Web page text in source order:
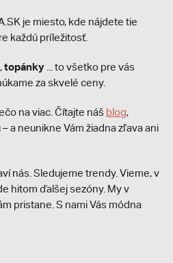
je miesto, kde nájdete tie
každú príležitosť.
,topánky ... to všetko pre vás
za skvelé ceny.
na viac. Čítajte náš blog,
a neunikne Vám žiadna zľava ani
nás. Sledujeme trendy. Vieme, v
hitom ďalšej sezóny. My v
pristane. S nami Vás módna